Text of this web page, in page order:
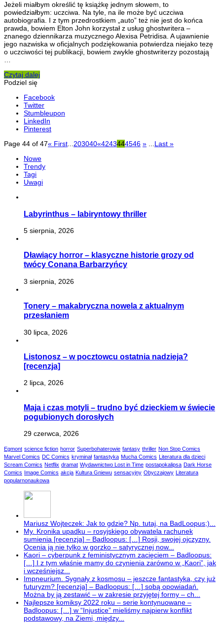
Jeżeli miałbym określić tę książkę jednym słowem, to
powiedziałbym: uczciwa. Na tyle, na ile może być uczciwa
autobiografia. I z tym przedrostkiem „auto” też nie jest do końca
prawda, bowiem Elton John korzystał z usług ghostwritera –
znanego dziennikarza muzycznego Alexisa Petridisa. A ujawnienie
jego nazwiska w oficjalnych podziękowania potwierdza niejako tezę
o uczciwości tej publikacji, bowiem zwykle ghostwriterzy pozostają
…
Czytaj dalej
Podziel się
Facebook
Twitter
Stumbleupon
LinkedIn
Pinterest
Page 44 of 47« First...203040«4243444546 » ...Last »
Nowe
Trendy
Tagi
Uwagi
Labyrinthus – labiryntowy thriller
5 sierpnia, 2026
Dławiący horror – klasyczne historie grozy od
twócy Conana Barbarzyńcy
3 sierpnia, 2026
Tonery – makabryczna nowela z aktualnym
przesłaniem
30 lipca, 2026
Listonosz – w pocztowcu ostatnia nadzieja?
[recenzja]
2 lipca, 2026
Maja i czas motyli – trudno być dzieckiem w świecie
pogubionych dorosłych
29 czerwca, 2026
Egmont science fiction horror Superbohaterowie fantasy thriller Non Stop Comics
Marvel Comics DC Comics kryminał fantastyka Mucha Comics Literatura dla dzieci
Scream Comics Netflix dramat Wydawnictwo Lost in Time postapokalipsa Dark Horse
Comics Image Comics akcja Kultura Gniewu sensacyjny Obyczajowy Literatura
popularnonaukowa
Mariusz Wojteczek: Jak to gdzie? Np. tutaj, na BadLoopus;)...
My. Kronika upadku – rosyjskiego obywatela rachunek
sumienia [recenzja] – Badloopus: […] Rosji, swojej ojczyzny.
Ocenia ją nie tylko w gorzko – satyrycznej now...
Kaori – cyberpunk z feministycznym zacięciem – Badloopus:
[…] I z tym właśnie mamy do czynienia zarówno w „Kaori”, jak
i wcześniejsz...
Impneurium. Sygnały z kosmosu – jeszcze fantastyka, czy już
futuryzm? [recenzja] – Badloopus: […] sobą opowiadań.
Można by ją zestawić – w zakresie przyjętej formy – ch...
Najlepsze komiksy 2022 roku – serie kontynuowane –
Badloopus: […] w “Injustice” mieliśmy najpierw konflikt
podstawowy, na Ziemi, między...